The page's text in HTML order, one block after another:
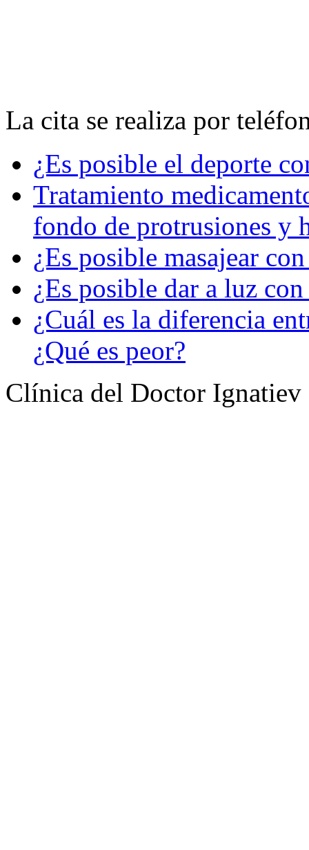
La cita se realiza por
¿Es posible el deporte
Tratamiento
fondo de protrusiones y
¿Es posible masajear
¿Es posible dar a luz
¿Cuál es la diferencia
¿Qué es peor?
Clínica del Doctor Ignatiev